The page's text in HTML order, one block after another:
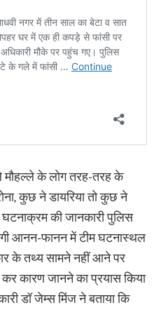
के लोग तरह-तरह के
कुछ ने डायरिया तो कुछ ने
घटनाक्रम की जानकारी पुलिस
आनन-फानन में टीम घटनास्थल
के तथ्य सामने नहीं आने पर
कर कारण जानने का प्रयास किया
डॉ जेम्स मिंज ने बताया कि